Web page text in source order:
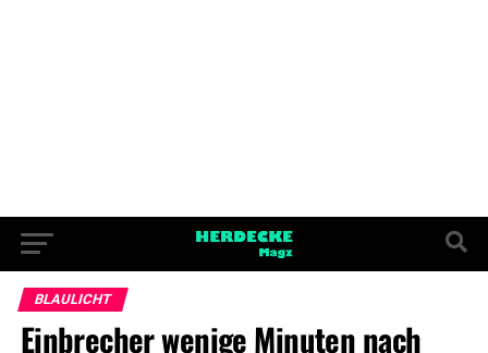
BLAULICHT
Einbrecher wenige Minuten nach